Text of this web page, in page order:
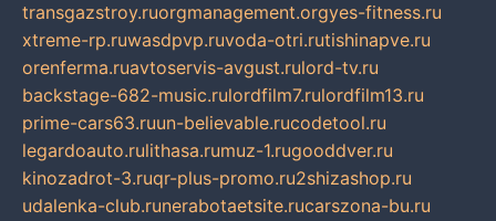
transgazstroy.ruorgmanagement.orgyes-fitness.ru
xtreme-rp.ruwasdpvp.ruvoda-otri.rutishinapve.ru
orenferma.ruavtoservis-avgust.rulord-tv.ru
backstage-682-music.rulordfilm7.rulordfilm13.ru
prime-cars63.ruun-believable.rucodetool.ru
legardoauto.rulithasa.rumuz-1.rugooddver.ru
kinozadrot-3.ruqr-plus-promo.ru2shizashop.ru
udalenka-club.runerabotaetsite.rucarszona-bu.ru